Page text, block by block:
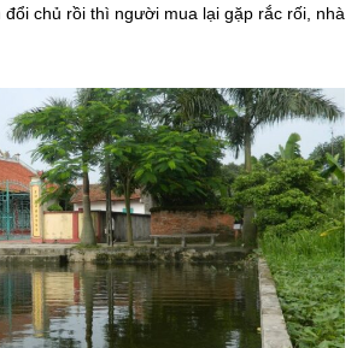
đổi chủ rồi thì người mua lại gặp rắc rối, nhà